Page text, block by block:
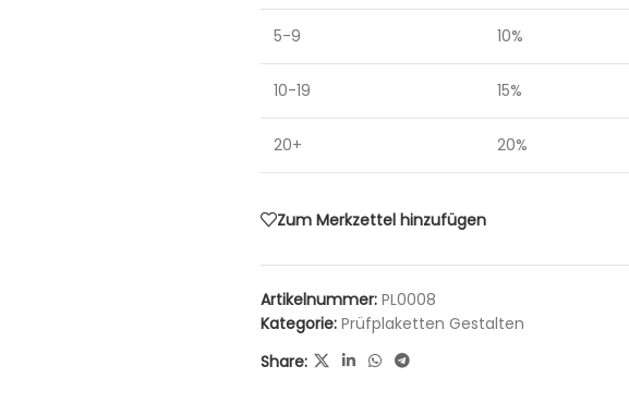
5-9 10%
10-19 15%
20+ 20%
Zum Merkzettel hinzufügen
Artikelnummer: PL0008
Kategorie: Prüfplaketten Gestalten
Share: